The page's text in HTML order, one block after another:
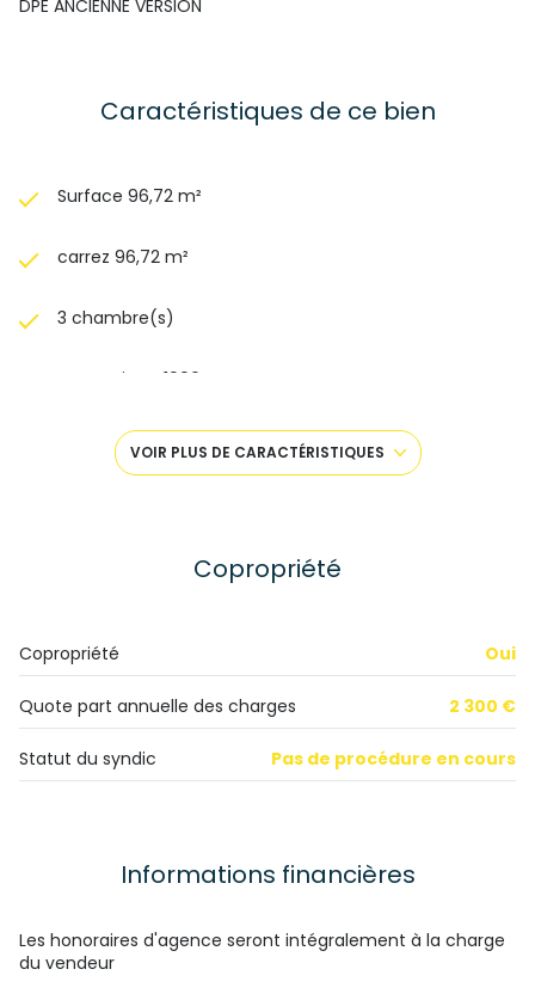
DPE ANCIENNE VERSION
Caractéristiques de ce bien
Surface 96,72 m²
carrez 96,72 m²
3 chambre(s)
construit en 1996
cuisine séparée (équipée)
4ème étage
vue montagne
VOIR PLUS DE CARACTÉRISTIQUES
Copropriété
Copropriété Oui
Quote part annuelle des charges 2 300 €
Statut du syndic Pas de procédure en cours
Informations financières
Les honoraires d'agence seront intégralement à la charge
du vendeur